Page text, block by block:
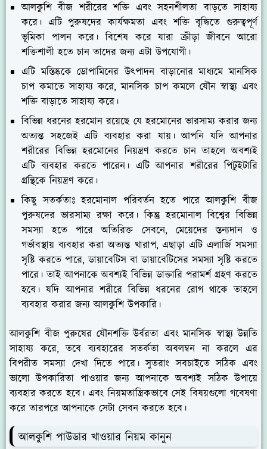
আলকুশি বীজ শরীরের শক্তি এবং সহনশীলতা বাড়তে সাহায্য
করে। এটি পুরুষদের কার্যক্ষমতা এবং শক্তি বৃদ্ধিতে গুরুত্বপূর্ণ
ভূমিকা পালন করে। বিশেষ করে যারা ক্রীড়া জীবনে আরো
শক্তিশালী হতে চান তাদের জন্য এটা উপযোগী।
এটি মস্তিষ্ককে ডোপামিনের উৎপাদন বাড়ানোর মাধ্যমে মানসিক
চাপ কমাতে সাহায্য করে, মানসিক চাপ কমলে যৌন স্বাস্থ্য এবং
শক্তি বাড়াতে সাহায্য করে।
বিভিন্ন ধরনের হরমোন রয়েছে যে হরমোনের ভারসাম্য করার জন্য
অত্যন্ত সহজেই এটি ব্যবহার করা যায়। আপনি যদি আপনার
শরীরের বিভিন্ন হরমোনের নিয়ন্ত্রণ করতে চান তাহলে অবশ্যই
এটি ব্যবহার করতে পারেন। এটি আপনার শরীরের পিটুইটারি
গ্রন্থিকে নিয়ন্ত্রণ করে।
কিছু সতর্কতাঃহরমোনাল পরিবর্তন হতে পারে আলকুশি বীজ
পুরুষদের ভারসাম্য রক্ষা করে। কিন্তু হরমোনাল বিশ্বের বিভিন্ন
সমস্যা হতে পারে অতিরিক্ত সেবনে, মেয়েদের স্তন্যদান ও
গর্ভাবস্থায় ব্যবহার করা অত্যন্ত খারাপ, এছাড়া এটি এলার্জি সমস্যা
সৃষ্টি করতে পারে, ডায়াবেটিস বা ডায়াবেটিসের সমস্যা সৃষ্টি করতে
পারে। তাই আপনাকে অবশ্যই বিভিন্ন ডাক্তারি পরামর্শ গ্রহণ করতে
হবে। যদি আপনার শরীরে বিভিন্ন ধরনের রোগ থাকে তাহলে
ব্যবহার করার জন্য আলকুশি উপকারি।
আলকুশি বীজ পুরুষের যৌনশক্তি উর্বরতা এবং মানসিক স্বাস্থ্য উন্নতি
সাহায্য করে, তবে ব্যবহারের সতর্কতা অবলম্বন না করলে এর
বিপরীত সমস্যা দেখা দিতে পারে। সুতরাং সবচাইতে সঠিক এবং
ভালো উপকারিতা পাওয়ার জন্য আপনাকে অবশ্যই সঠিক উপায়ে
ব্যবহার করতে হবে। এবং নিয়মতান্ত্রিকভাবে সেই বিষয়গুলো গবেষণা
করে তারপরে আপনাকে সেটা সেবন করতে হবে।
আলকুশি পাউডার খাওয়ার নিয়ম কানুন